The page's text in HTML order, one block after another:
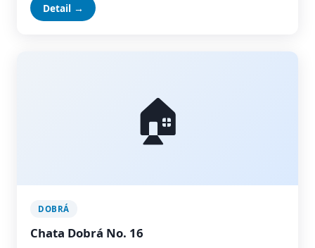
Detail →
🏠
DOBRÁ
Chata Dobrá No. 16